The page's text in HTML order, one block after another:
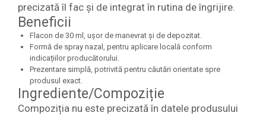
precizată îl fac și de integrat în rutina de îngrijire.
Beneficii
Flacon de 30 ml, ușor de manevrat și de depozitat.
Formă de spray nazal, pentru aplicare locală conform
indicațiilor producătorului.
Prezentare simplă, potrivită pentru căutări orientate spre
produsul exact.
Ingrediente/Compoziție
Compoziția nu este precizată în datele produsului